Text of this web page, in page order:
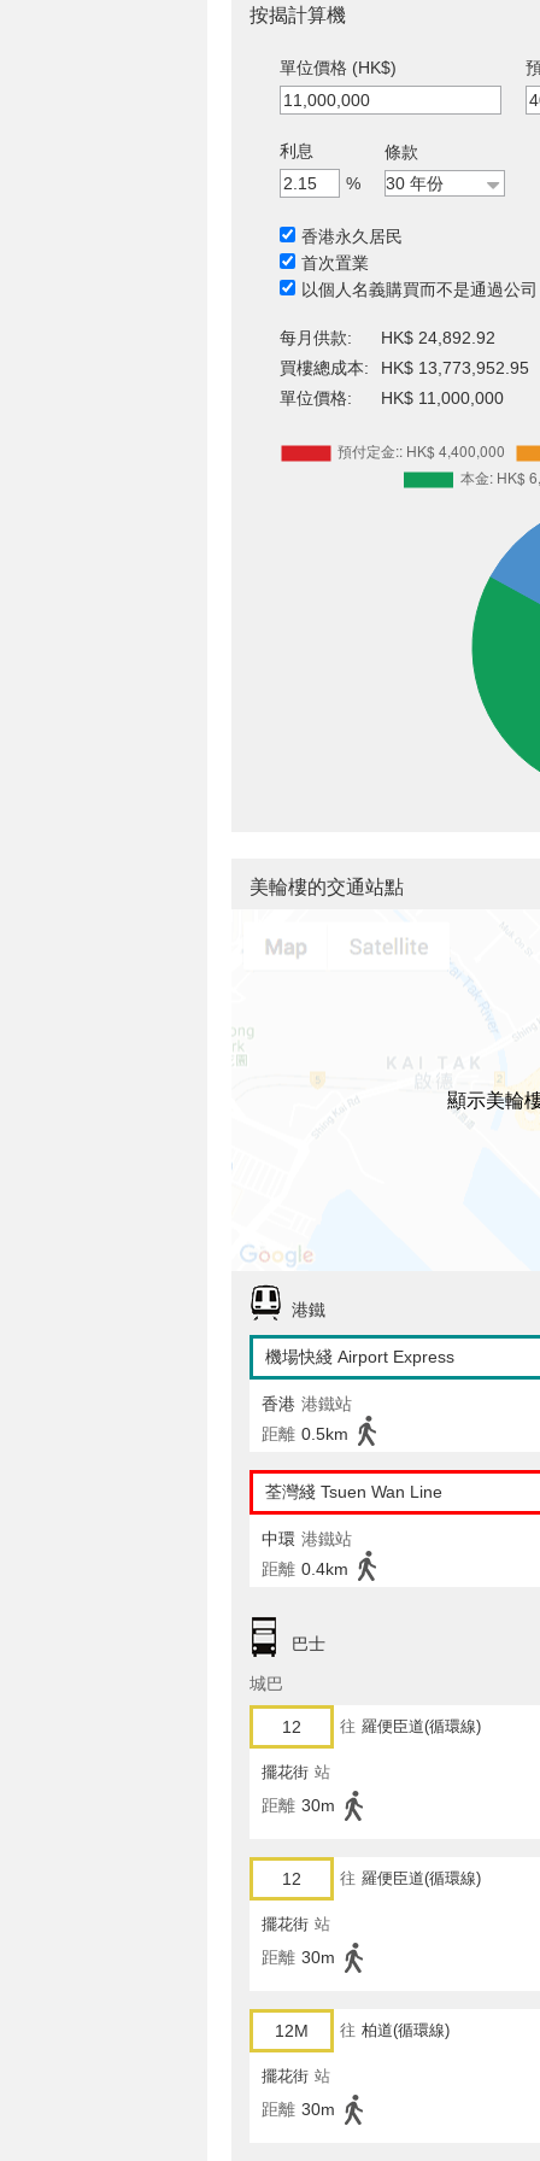
按揭計算機
單位價格 (HK$)
利息
%
條款
香港永久居民
首次置業
以個人名義購買而不是通過公司
每月供款:
HK$ 24,892.92
買樓總成本:
HK$ 13,773,952.95
單位價格:
HK$ 11,000,000
美輪樓的交通站點
顯示美輪
港鐵
機場快綫 Airport Express
香港 港鐵站
距離 0.5km
荃灣綫 Tsuen Wan Line
中環 港鐵站
距離 0.4km
巴士
城巴
12 往 羅便臣道(循環線)
擺花街 站
距離 30m
12 往 羅便臣道(循環線)
擺花街 站
距離 30m
12M 往 柏道(循環線)
擺花街 站
距離 30m